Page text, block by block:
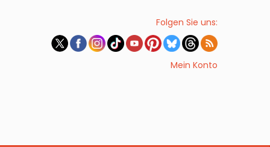
Folgen Sie uns:
Mein Konto